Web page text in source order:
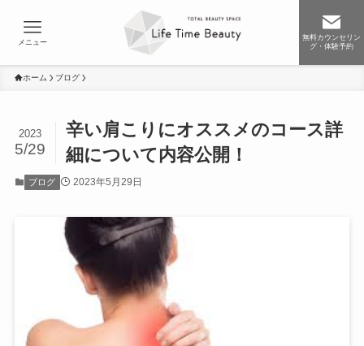
無料カウンセリン
グ・体験予約
メニュー
ホーム ブログ
辛い肩こりにオススメのコース詳
細について内容公開！
2023
5/29
ブログ 2023年5月29日